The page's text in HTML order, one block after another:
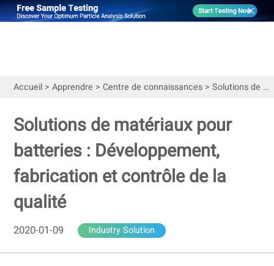
Accueil> Apprendre > Centre de connaissances> Solutions de matériaux pour batteries : Développement, fabrication et contrôle de la qualité
Solutions de matériaux pour
batteries : Développement,
fabrication et contrôle de la
qualité
2020-01-09 Industry Solution